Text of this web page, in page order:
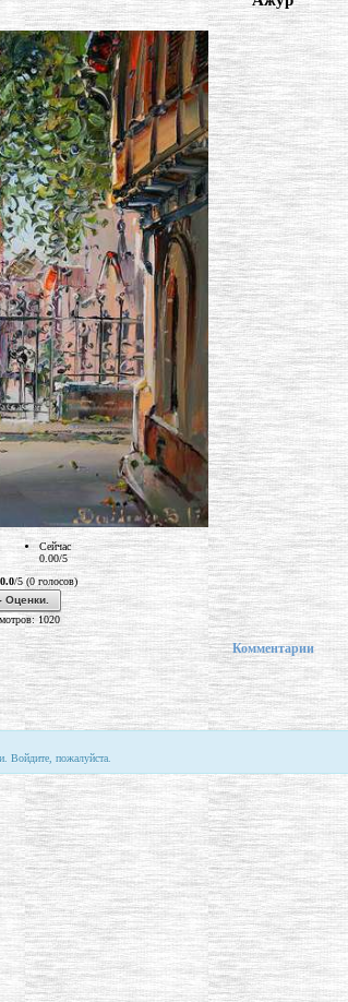
Сейчас
0.00/5
0.0/5 (0 голосов)
Оценки.
1020
Комментарии
Войдите, пожалуйста.